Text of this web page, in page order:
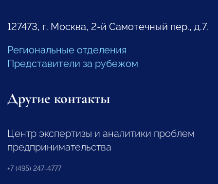
127473, г. Москва, 2-й Самотечный пер., д.7.
Региональные отделения
Представители за рубежом
Другие контакты
Центр экспертизы и аналитики проблем
предпринимательства
+7 (495) 247-4777